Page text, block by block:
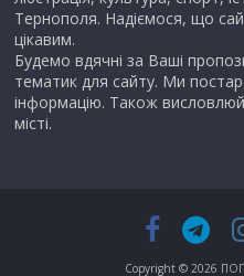
Тернополя. Надіємося, що
цікавим.
Будемо вдячні за Ваші
тематик для сайту. Ми
інформацію. Також
місті.
Copyright © 2026